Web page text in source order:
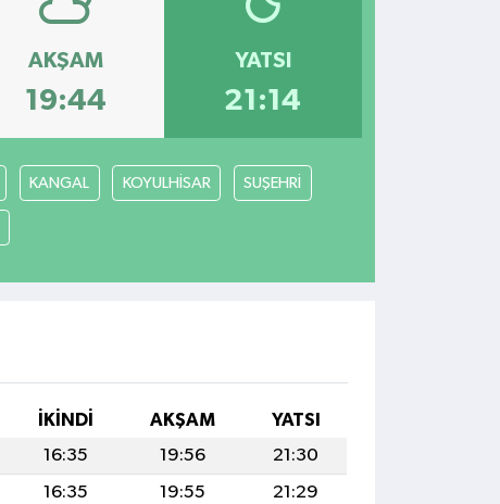
AKŞAM
19:44
YATSI
21:14
KANGAL KOYULHİSAR SUŞEHRİ
İKINDI AKŞAM
YATSI
16:35 19:56
21:30
16:35 19:55
21:29